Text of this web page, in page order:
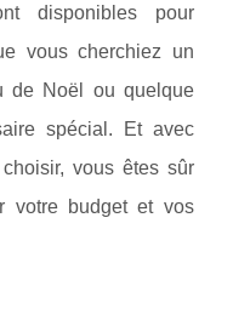
disponibles pour
vous cherchiez un
de Noël ou quelque
spécial. Et avec
vous êtes sûr
votre budget et vos